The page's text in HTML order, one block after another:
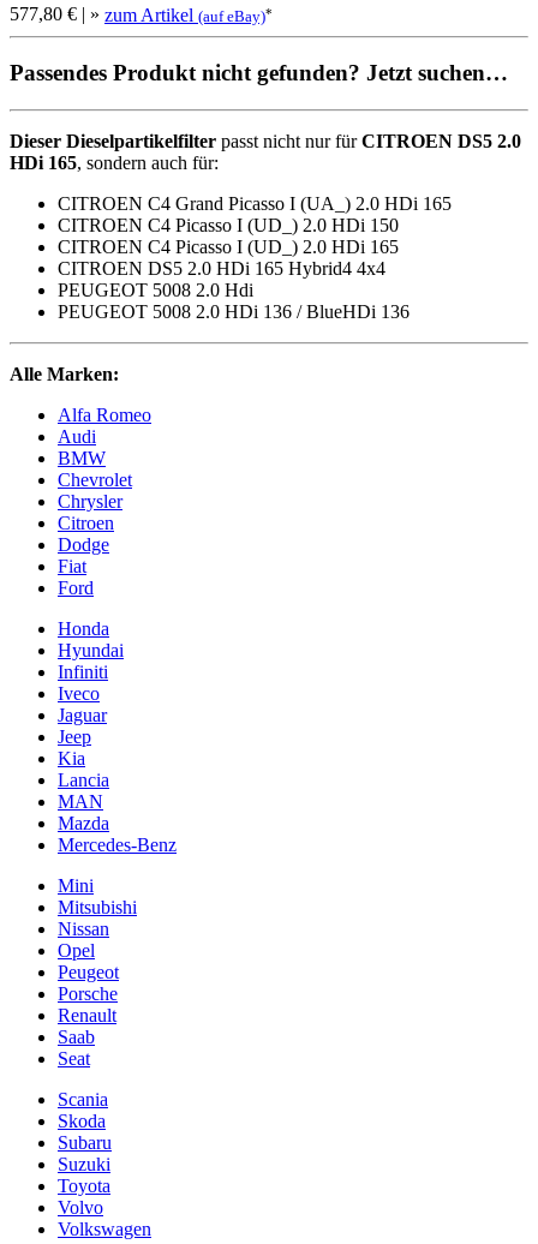
577,80 € | » zum Artikel (auf eBay)*
Passendes Produkt nicht gefunden? Jetzt suchen…
Dieser Dieselpartikelfilter passt nicht nur fürCITROEN DS5 2.0
HDi 165, sondern auch für:
CITROEN C4 Grand Picasso I (UA_) 2.0 HDi 165
CITROEN C4 Picasso I (UD_) 2.0 HDi 150
CITROEN C4 Picasso I (UD_) 2.0 HDi 165
CITROEN DS5 2.0 HDi 165 Hybrid4 4x4
PEUGEOT 5008 2.0 Hdi
PEUGEOT 5008 2.0 HDi 136 / BlueHDi 136
Alle Marken:
Alfa Romeo
Audi
BMW
Chevrolet
Chrysler
Citroen
Dodge
Fiat
Ford
Honda
Hyundai
Infiniti
Iveco
Jaguar
Jeep
Kia
Lancia
MAN
Mazda
Mercedes-Benz
Mini
Mitsubishi
Nissan
Opel
Peugeot
Porsche
Renault
Saab
Seat
Scania
Skoda
Subaru
Suzuki
Toyota
Volvo
Volkswagen